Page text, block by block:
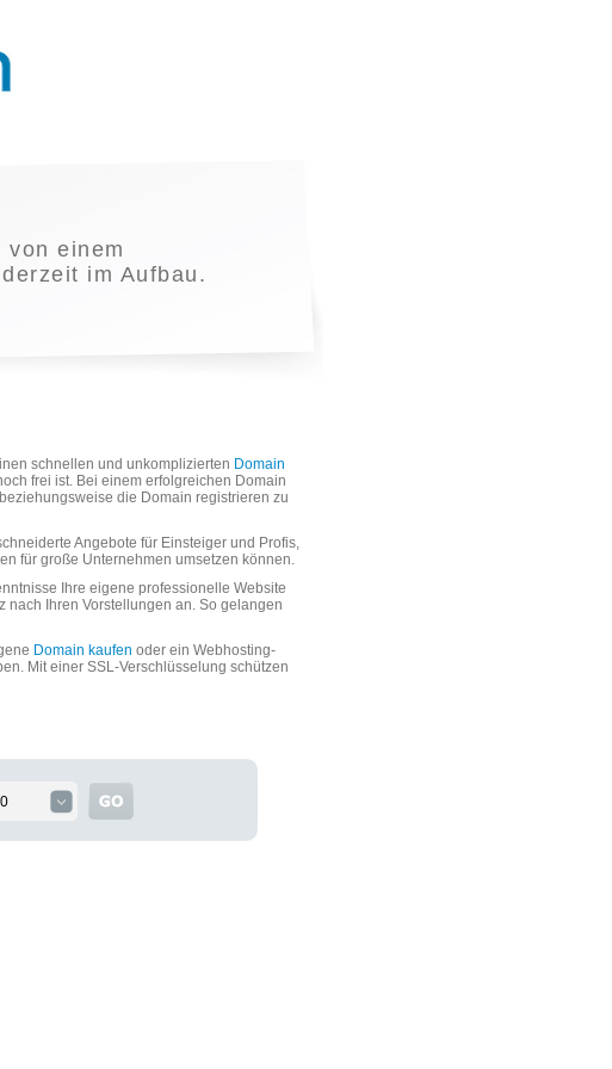
von einem
im Aufbau.
schnellen und unkomplizierten Domain
frei ist. Bei einem erfolgreichen Domain
die Domain registrieren zu
Angebote für Einsteiger und Profis,
für große Unternehmen umsetzen können.
Ihre eigene professionelle Website
Ihren Vorstellungen an. So gelangen
Domain kaufen oder ein Webhosting-
Mit einer SSL-Verschlüsselung schützen